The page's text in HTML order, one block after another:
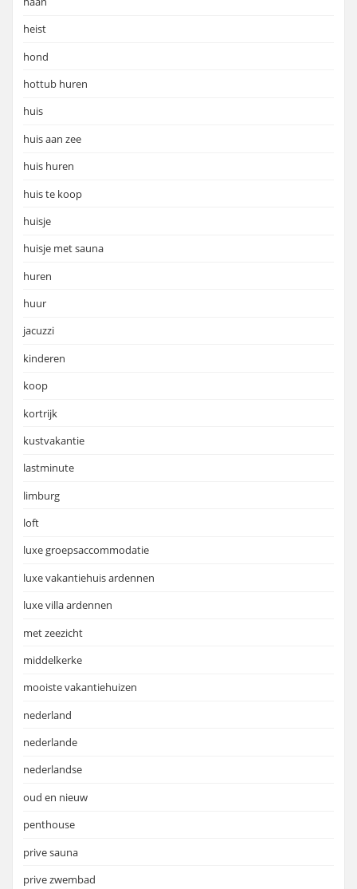
heist
hond
hottub huren
huis
huis aan zee
huis huren
huis te koop
huisje
huisje met sauna
huren
huur
jacuzzi
kinderen
koop
kortrijk
kustvakantie
lastminute
limburg
loft
luxe groepsaccommodatie
luxe vakantiehuis ardennen
luxe villa ardennen
met zeezicht
middelkerke
mooiste vakantiehuizen
nederland
nederlande
nederlandse
oud en nieuw
penthouse
prive sauna
prive zwembad